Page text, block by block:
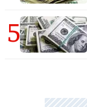
5